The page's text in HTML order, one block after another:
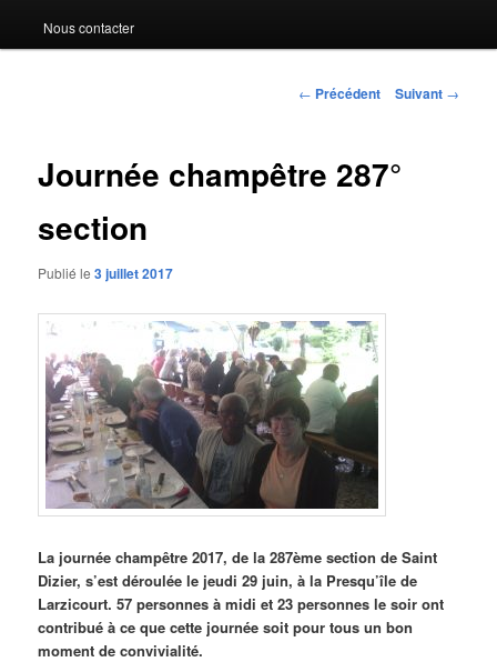
Nous contacter
Navigation
← Précédent Suivant →
Journée champêtre 287°
section
Publié le3 juillet 2017
La journée champêtre 2017, de la 287ème section de Saint
Dizier, s’est déroulée le jeudi 29 juin, à la Presqu’île de
Larzicourt. 57 personnes à midi et 23 personnes le soir ont
contribué à ce que cette journée soit pour tous un bon
moment de convivialité.